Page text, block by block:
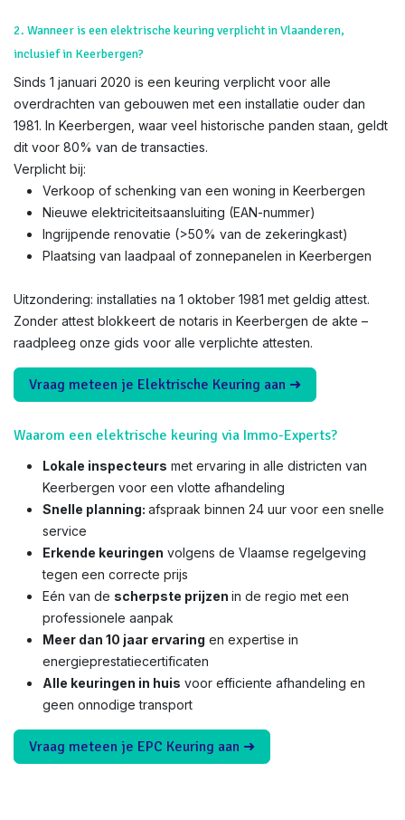
2. Wanneer is een elektrische keuring verplicht in Vlaanderen,
inclusief in Keerbergen?
Sinds 1 januari 2020 is een keuring verplicht voor alle
overdrachten van gebouwen met een installatie ouder dan
1981. In Keerbergen, waar veel historische panden staan, geldt
dit voor 80% van de transacties.
Verplicht bij:
Verkoop of schenking van een woning in Keerbergen
Nieuwe elektriciteitsaansluiting (EAN-nummer)
Ingrijpende renovatie (>50% van de zekeringkast)
Plaatsing van laadpaal of zonnepanelen in Keerbergen
Uitzondering: installaties na 1 oktober 1981 met geldig attest.
Zonder attest blokkeert de notaris in Keerbergen de akte –
raadpleeg onze gids voor alle verplichte attesten.
Vraag meteen je Elektrische Keuring aan ➜
Waarom een elektrische keuring via Immo-Experts?
Lokale inspecteurs met ervaring in alle districten van
Keerbergen voor een vlotte afhandeling
Snelle planning: afspraak binnen 24 uur voor een snelle
service
Erkende keuringen volgens de Vlaamse regelgeving
tegen een correcte prijs
Eén van de scherpste prijzen in de regio met een
professionele aanpak
Meer dan 10 jaar ervaring en expertise in
energieprestatiecertificaten
Alle keuringen in huis voor efficiente afhandeling en
geen onnodige transport
Vraag meteen je EPC Keuring aan ➜